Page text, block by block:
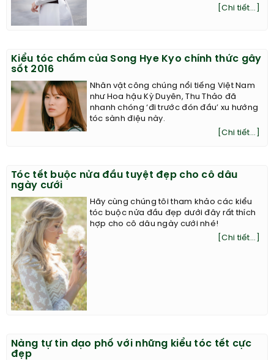
[Chi tiết...]
Kiểu tóc chấm của Song Hye Kyo chính thức gây
sốt 2016
Nhân vật công chúng nổi tiếng Việt Nam
như Hoa hậu Kỳ Duyên, Thu Thảo đã
nhanh chóng ‘đi trước đón đầu’ xu hướng
tóc sành điệu này.
[Chi tiết...]
Tóc tết buộc nửa đầu tuyệt đẹp cho cô dâu
ngày cưới
Hãy cùng chúng tôi tham khảo các kiểu
tóc buộc nửa đầu đẹp dưới đây rất thích
hợp cho cô dâu ngày cưới nhé!
[Chi tiết...]
Nàng tự tin dạo phố với những kiểu tóc tết cực
đẹp